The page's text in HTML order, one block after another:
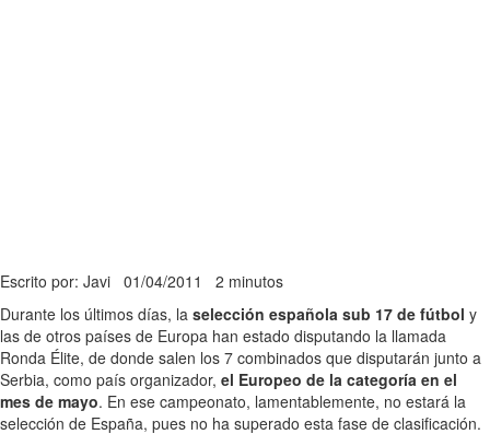
Escrito por: Javi 01/04/2011 2 minutos
Durante los últimos días, la selección española sub 17 de fútbol y
las de otros países de Europa han estado disputando la llamada
Ronda Élite, de donde salen los 7 combinados que disputarán junto a
Serbia, como país organizador, el Europeo de la categoría en el
mes de mayo. En ese campeonato, lamentablemente, no estará la
selección de España, pues no ha superado esta fase de clasificación.